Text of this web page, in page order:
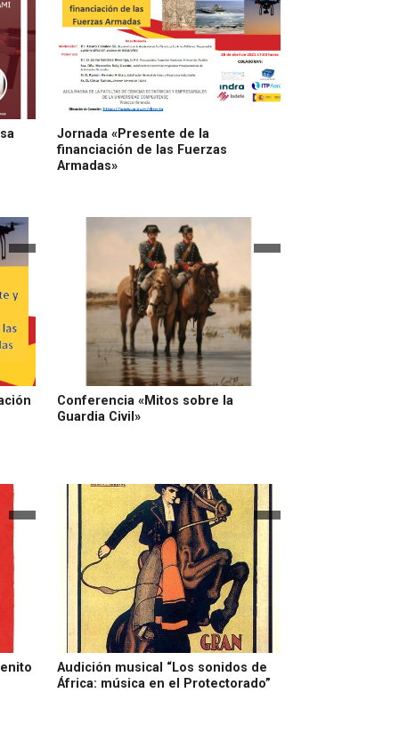
Jornada «Presente de la
financiación de las Fuerzas
Armadas»
Conferencia «Mitos sobre la
Guardia Civil»
Audición musical “Los sonidos de
África: música en el Protectorado”